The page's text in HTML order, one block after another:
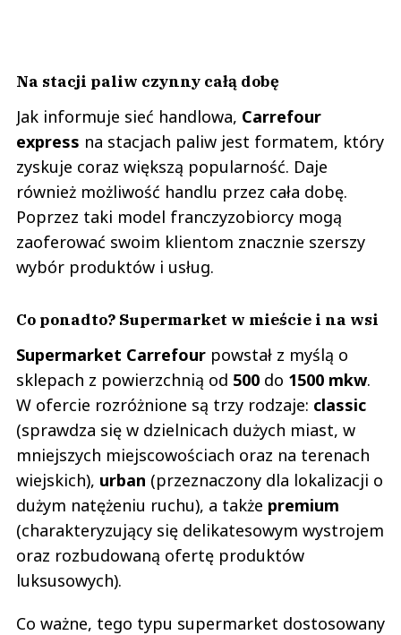
Na stacji paliw czynny całą dobę
Jak informuje sieć handlowa, Carrefour
express na stacjach paliw jest formatem, który
zyskuje coraz większą popularność. Daje
również możliwość handlu przez cała dobę.
Poprzez taki model franczyzobiorcy mogą
zaoferować swoim klientom znacznie szerszy
wybór produktów i usług.
Co ponadto? Supermarket w mieście i na wsi
Supermarket Carrefour powstał z myślą o
sklepach z powierzchnią od 500 do 1500 mkw.
W ofercie rozróżnione są trzy rodzaje: classic
(sprawdza się w dzielnicach dużych miast, w
mniejszych miejscowościach oraz na terenach
wiejskich), urban (przeznaczony dla lokalizacji o
dużym natężeniu ruchu), a także premium
(charakteryzujący się delikatesowym wystrojem
oraz rozbudowaną ofertę produktów
luksusowych).
Co ważne, tego typu supermarket dostosowany